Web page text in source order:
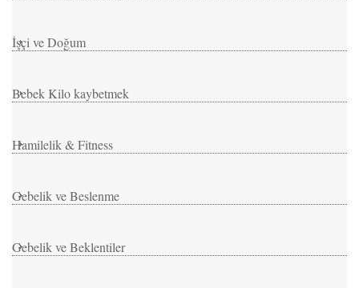
İşçi ve Doğum
Bebek Kilo kaybetmek
Hamilelik & Fitness
Gebelik ve Beslenme
Gebelik ve Beklentiler